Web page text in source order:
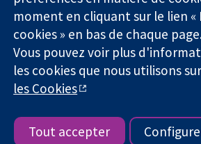
La Collaboration Cochrane est une
1045921) et une société à responsabilité
03044323) enregistrée en Angleterre et au
de TVA : GB 718 2127 49.
Copyright © 2026 The Cochrane
Conditions Générales|Mentions légales|
confidentialité|Politique d'usage des
moment en cliquant sur le lien «
cookies » en bas de chaque
Vous pouvez voir plus
les cookies que nous utilisons
les Cookies
Tout accepter